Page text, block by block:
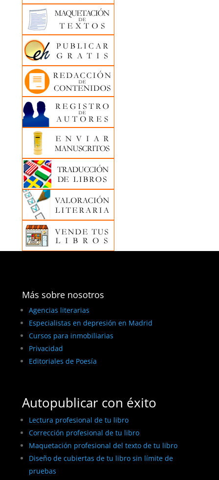
Más sobre nosotros
Agencias literarias
Especialistas en depresión en Madrid
Cursos para inmobiliarias
Privacidad
Editoriales de Poesía
Autopublicar con éxito
Lectura profesional de tu libro
Corrección profesional de tu libro
Maquetación profesional del texto de tu libro
Diseño de cubiertas de tu libro sin límite de
pruebas